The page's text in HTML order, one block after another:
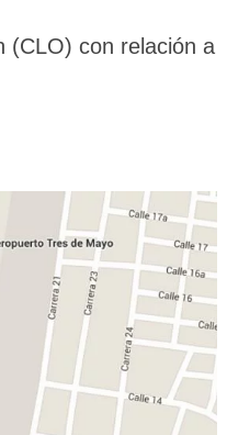
(CLO) con relación a